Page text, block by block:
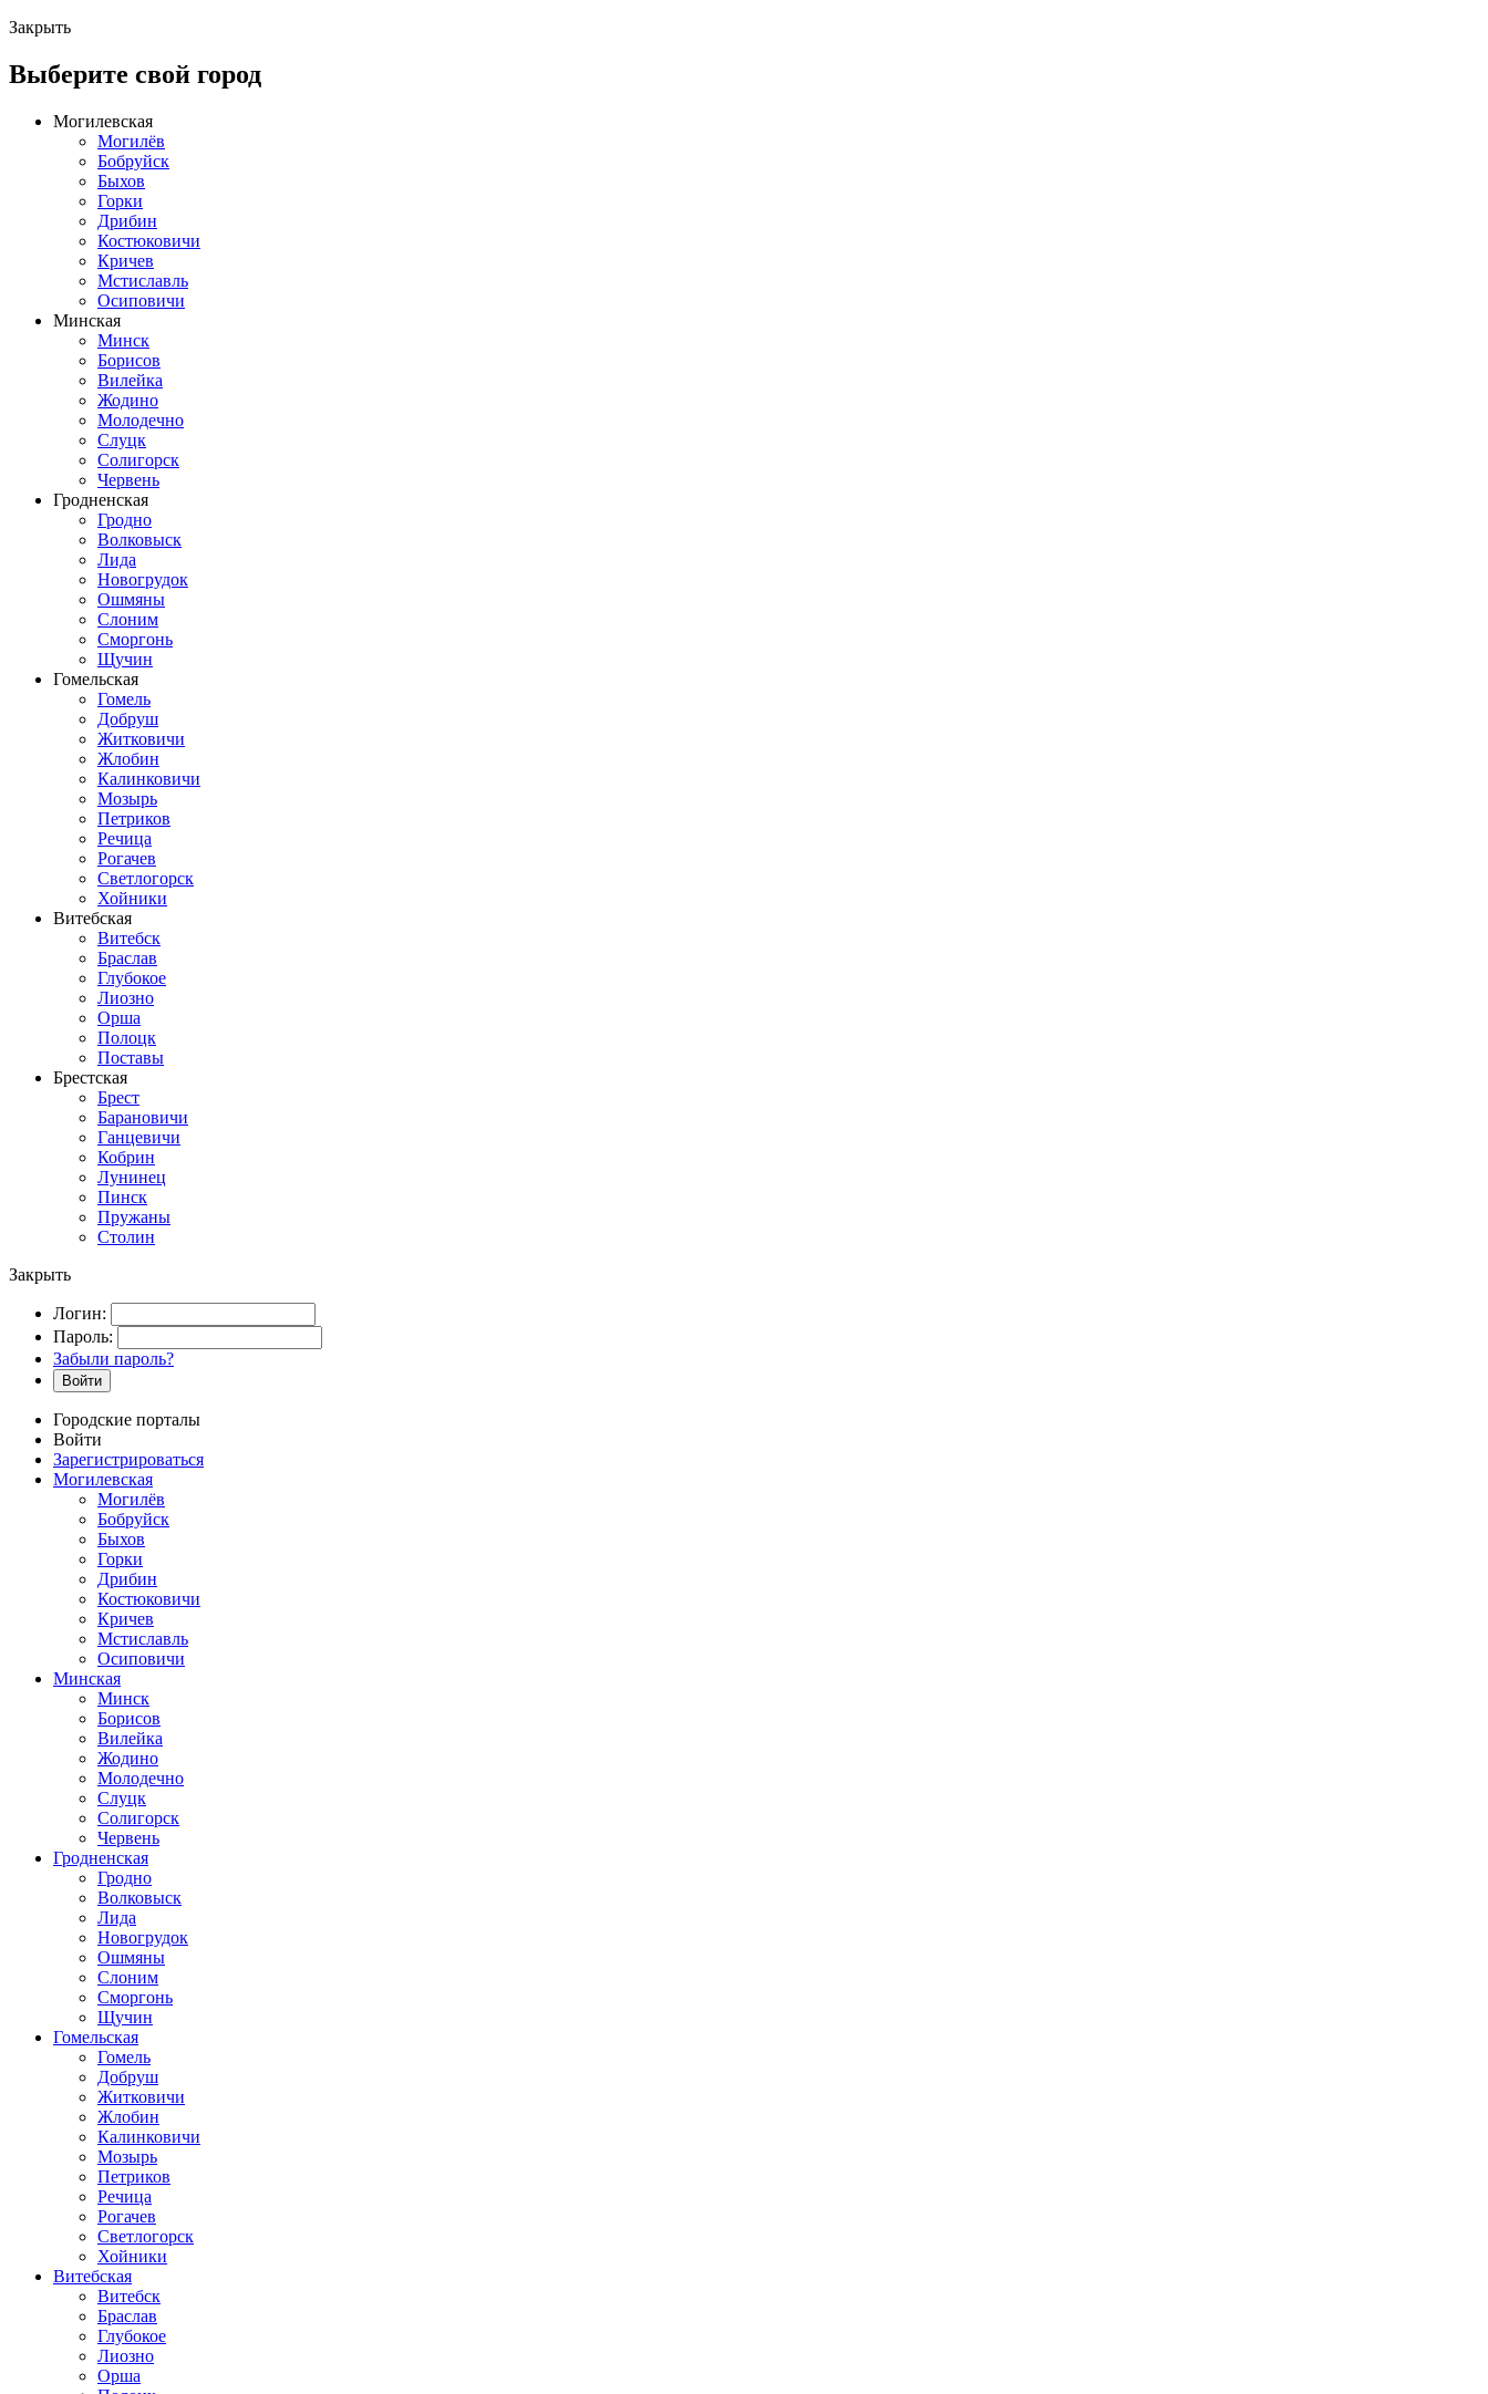
Закрыть
Выберите свой город
Могилевская
Могилёв
Бобруйск
Быхов
Горки
Дрибин
Костюковичи
Кричев
Мстиславль
Осиповичи
Минская
Минск
Борисов
Вилейка
Жодино
Молодечно
Слуцк
Солигорск
Червень
Гродненская
Гродно
Волковыск
Лида
Новогрудок
Ошмяны
Слоним
Сморгонь
Щучин
Гомельская
Гомель
Добруш
Житковичи
Жлобин
Калинковичи
Мозырь
Петриков
Речица
Рогачев
Светлогорск
Хойники
Витебская
Витебск
Браслав
Глубокое
Лиозно
Орша
Полоцк
Поставы
Брестская
Брест
Барановичи
Ганцевичи
Кобрин
Лунинец
Пинск
Пружаны
Столин
Закрыть
Логин:
Пароль:
Забыли пароль?
Войти
Городские порталы
Войти
Зарегистрироваться
Могилевская
Могилёв
Бобруйск
Быхов
Горки
Дрибин
Костюковичи
Кричев
Мстиславль
Осиповичи
Минская
Минск
Борисов
Вилейка
Жодино
Молодечно
Слуцк
Солигорск
Червень
Гродненская
Гродно
Волковыск
Лида
Новогрудок
Ошмяны
Слоним
Сморгонь
Щучин
Гомельская
Гомель
Добруш
Житковичи
Жлобин
Калинковичи
Мозырь
Петриков
Речица
Рогачев
Светлогорск
Хойники
Витебская
Витебск
Браслав
Глубокое
Лиозно
Орша